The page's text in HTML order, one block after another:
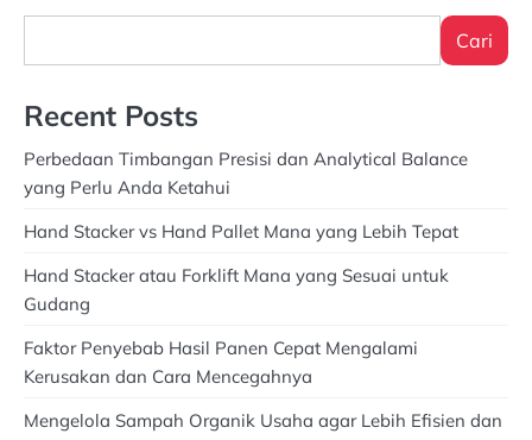
Cari
Recent Posts
Perbedaan Timbangan Presisi dan Analytical Balance
yang Perlu Anda Ketahui
Hand Stacker vs Hand Pallet Mana yang Lebih Tepat
Hand Stacker atau Forklift Mana yang Sesuai untuk
Gudang
Faktor Penyebab Hasil Panen Cepat Mengalami
Kerusakan dan Cara Mencegahnya
Mengelola Sampah Organik Usaha agar Lebih Efisien dan